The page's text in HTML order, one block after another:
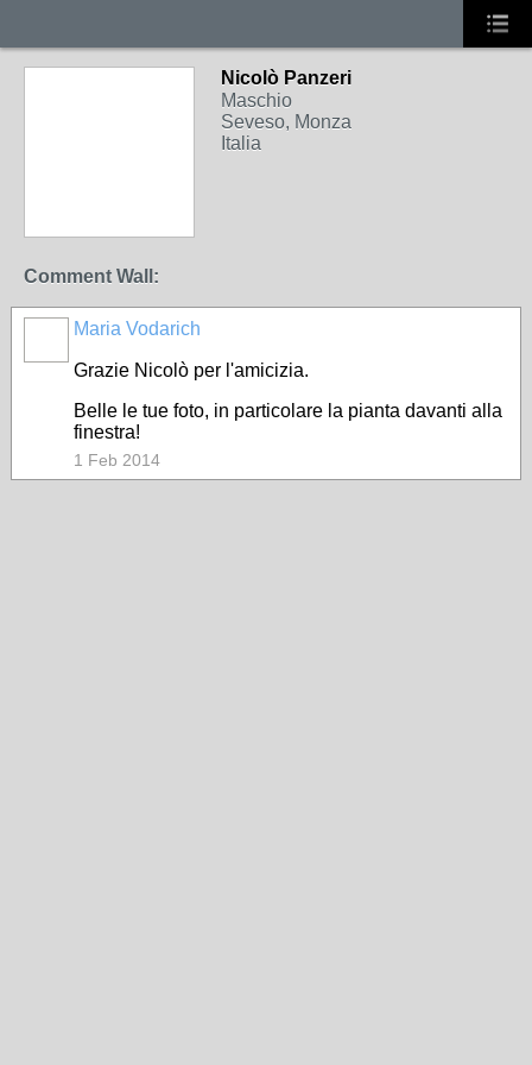
Nicolò Panzeri
Maschio
Seveso, Monza
Italia
Comment Wall:
Maria Vodarich
Grazie Nicolò per l'amicizia.
Belle le tue foto, in particolare la pianta davanti alla
finestra!
1 Feb 2014